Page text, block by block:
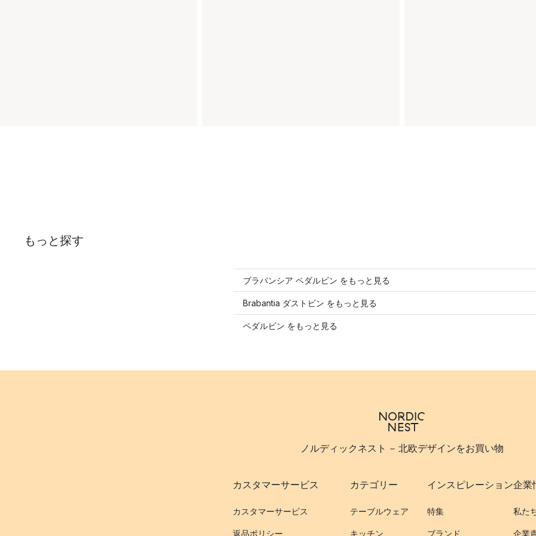
もっと探す
ブラバンシア ペダルビン をもっと見る
Brabantia ダストビン をもっと見る
ペダルビン をもっと見る
ノルディックネスト - 北欧デザインをお買い物
カスタマーサービス
カスタマーサービス
返品ポリシー
カテゴリー
テーブルウェア
キッチン
インスピレーション
特集
ブランド
企業
私た
企業